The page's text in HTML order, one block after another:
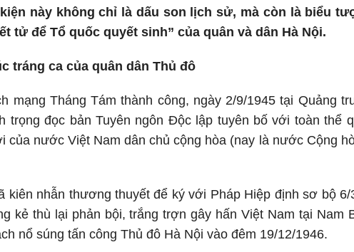
này không chỉ là dấu son lịch sử, mà còn là biểu
tử để Tổ quốc quyết sinh” của quân và dân Hà Nội.
tráng ca của quân dân Thủ đô
mạng Tháng Tám thành công, ngày 2/9/1945 tại Quảng
trọng đọc bản Tuyên ngôn Độc lập tuyên bố với toàn thể
của nước Việt Nam dân chủ cộng hòa (nay là nước Cộng
kiên nhẫn thương thuyết để ký với Pháp Hiệp định sơ bộ 6/
kẻ thù lại phản bội, trắng trợn gây hấn Việt Nam tại Nam
nổ súng tấn công Thủ đô Hà Nội vào đêm 19/12/1946.